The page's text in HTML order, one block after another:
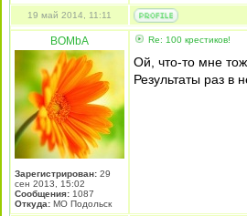
19 май 2014, 11:11
BOMbA
Зарегистрирован: 29
сен 2013, 15:02
Сообщения: 1087
Откуда: МО Подольск
Re: 100 крестиков!
Ой, что-то мне
Результаты раз в